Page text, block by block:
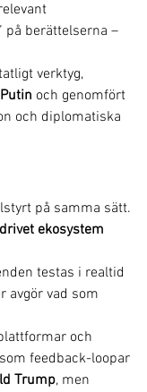
på berättelserna –
verktyg,
och genomfört
och diplomatiska
på samma sätt.
ekosystem
testas i realtid
avgör vad som
och
feedback-loopar
Trump, men